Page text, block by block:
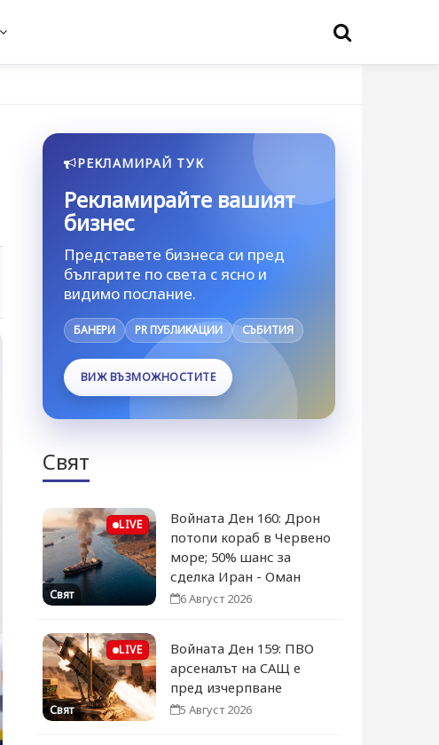
РЕКЛАМИРАЙ ТУК
Рекламирайте вашият
бизнес
Представете бизнеса си пред
българите по света с ясно и
видимо послание.
БАНЕРИ PR ПУБЛИКАЦИИ СЪБИТИЯ
ВИЖ ВЪЗМОЖНОСТИТЕ
Свят
LIVE
Свят
Войната Ден 160: Дрон
потопи кораб в Червено
море; 50% шанс за
сделка Иран - Оман
6 Август 2026
LIVE
Свят
Войната Ден 159: ПВО
арсеналът на САЩ е
пред изчерпване
5 Август 2026